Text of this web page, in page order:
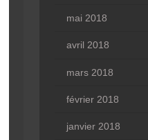
mai 2018
avril 2018
mars 2018
février 2018
janvier 2018